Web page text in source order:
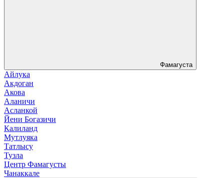
Фамагуста
Айлука
Акдоган
Акова
Аланичи
Асланкой
Йени Богазичи
Калиланд
Мутлуяка
Татлысу
Тузла
Центр Фамагусты
Чанаккале